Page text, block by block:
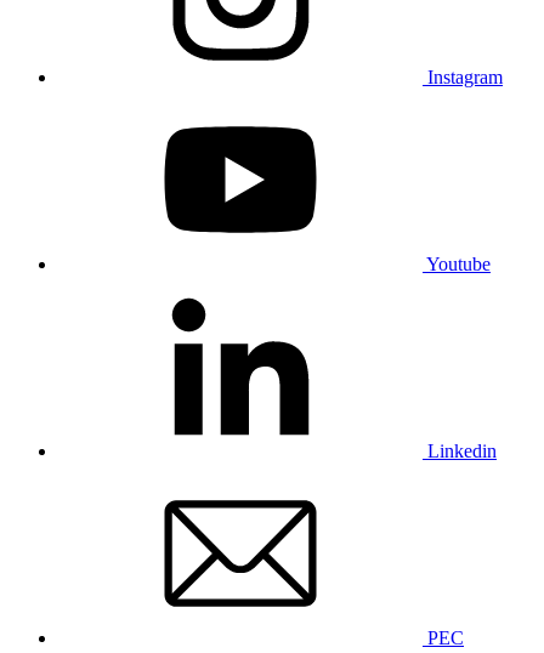
Instagram
Youtube
Linkedin
PEC